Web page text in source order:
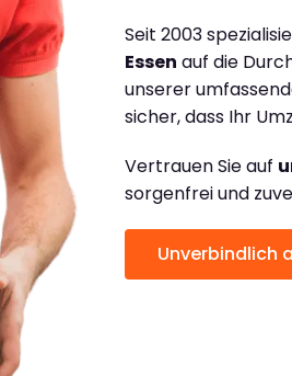
Seit 2003
Essen auf die
unserer
sicher, dass Ihr
Vertrauen Sie auf
sorgenfrei und
Unverbindlich